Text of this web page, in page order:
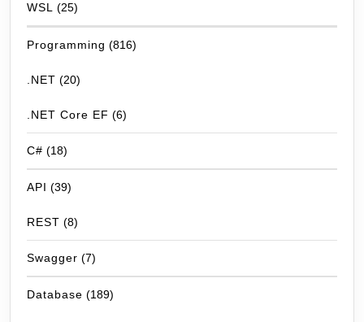
WSL (25)
Programming (816)
.NET (20)
.NET Core EF (6)
C# (18)
API (39)
REST (8)
Swagger (7)
Database (189)